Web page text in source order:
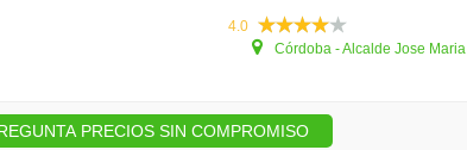
4.0
Córdoba - Alcalde Jose
PRECIOS SIN COMPROMISO